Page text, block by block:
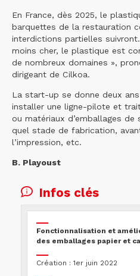
En France, dès 2025, le
barquettes de la restauration
interdictions partielles
moins cher, le plastique est
de nombreux domaines »,
dirigeant de Cilkoa.
La start-up se donne deux
installer une ligne-pilote et
ou matériaux d’emballages de
quel stade de fabrication,
l’impression, etc.
B. Playoust
Infos clés
Fonctionnalisation et
des emballages papier et
Création : 1er juin 2022